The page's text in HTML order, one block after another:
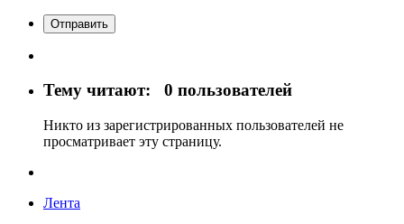
Отправить
Тему читают: 0 пользователей
Никто из зарегистрированных пользователей не
просматривает эту страницу.
Лента